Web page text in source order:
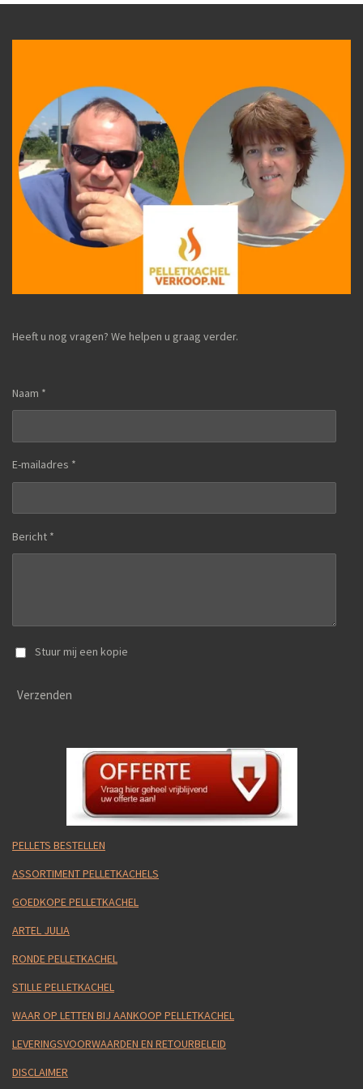
Heeft u nog vragen? We helpen u graag verder.
Naam *
E-mailadres *
Bericht *
Stuur mij een kopie
Verzenden
PELLETS BESTELLEN
ASSORTIMENT PELLETKACHELS
GOEDKOPE PELLETKACHEL
ARTEL JULIA
RONDE PELLETKACHEL
STILLE PELLETKACHEL
WAAR OP LETTEN BIJ AANKOOP PELLETKACHEL
LEVERINGSVOORWAARDEN EN RETOURBELEID
DISCLAIMER